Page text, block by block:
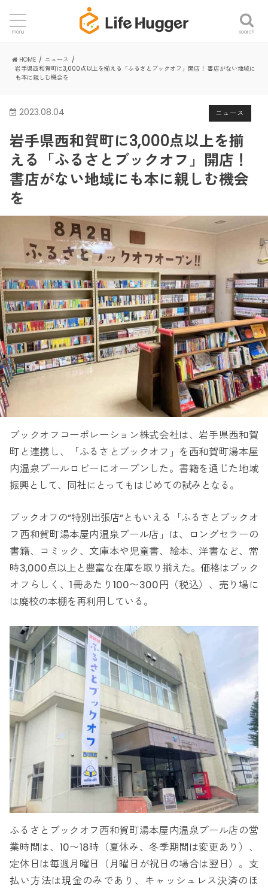
search
menu
HOME
ニュース
岩手県西和賀町に3,000点以上を揃える「ふるさとブックオフ」開店！ 書店がない地域に
も本に親しむ機会を
ニュース
2023.08.04
岩手県西和賀町に3,000点以上を揃
える「ふるさとブックオフ」開店！
書店がない地域にも本に親しむ機会
を
ブックオフコーポレーション株式会社は、岩手県西和賀
町と連携し、「ふるさとブックオフ」を西和賀町湯本屋
内温泉プールロビーにオープンした。書籍を通じた地域
振興として、同社にとってもはじめての試みとなる。
ブックオフの”特別出張店”ともいえる「ふるさとブックオ
フ西和賀町湯本屋内温泉プール店」は、ロングセラーの
書籍、コミック、文庫本や児童書、絵本、洋書など、常
時3,000点以上と豊富な在庫を取り揃えた。価格はブック
オフらしく、1冊あたり100〜300円（税込）、売り場に
は廃校の本棚を再利用している。
ふるさとブックオフ西和賀町湯本屋内温泉プール店の営
業時間は、10〜18時（夏休み、冬季期間は変更あり）、
定休日は毎週月曜日（月曜日が祝日の場合は翌日）。支
払い方法は現金のみであり、キャッシュレス決済のほ